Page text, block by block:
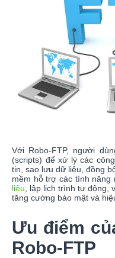
Với Robo-FTP, người
(scripts) để xử lý các
tin, sao lưu dữ liệu, đồng
mềm hỗ trợ các tính năng
liệu , lập lịch trình tự động,
tăng cường bảo mật và
Ưu điểm
Robo-FTP